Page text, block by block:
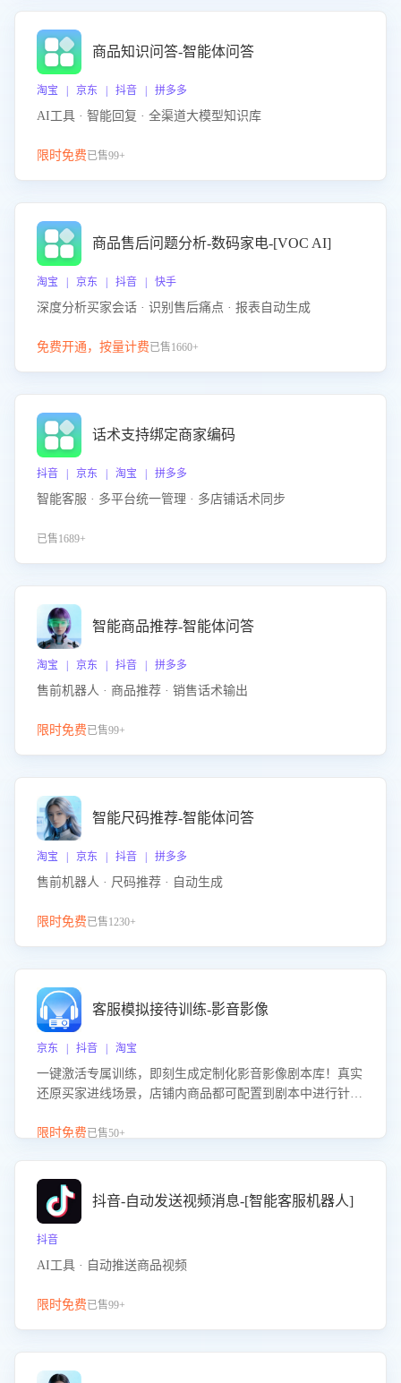
商品知识问答-智能体问答
淘宝 | 京东 | 抖音 | 拼多多
AI工具 · 智能回复 · 全渠道大模型知识库
限时免费已售99+
商品售后问题分析-数码家电-[VOC AI]
淘宝 | 京东 | 抖音 | 快手
深度分析买家会话 · 识别售后痛点 · 报表自动生成
免费开通，按量计费已售1660+
话术支持绑定商家编码
抖音 | 京东 | 淘宝 | 拼多多
智能客服 · 多平台统一管理 · 多店铺话术同步
已售1689+
智能商品推荐-智能体问答
淘宝 | 京东 | 抖音 | 拼多多
售前机器人 · 商品推荐 · 销售话术输出
限时免费已售99+
智能尺码推荐-智能体问答
淘宝 | 京东 | 抖音 | 拼多多
售前机器人 · 尺码推荐 · 自动生成
限时免费已售1230+
客服模拟接待训练-影音影像
京东 | 抖音 | 淘宝
一键激活专属训练，即刻生成定制化影音影像剧本库！真实
还原买家进线场景，店铺内商品都可配置到剧本中进行针对
击 “立即开通”，快速获取影音影像类目剧本，一键开启客服
限时免费已售50+
抖音-自动发送视频消息-[智能客服机器人]
抖音
AI工具 · 自动推送商品视频
限时免费已售99+